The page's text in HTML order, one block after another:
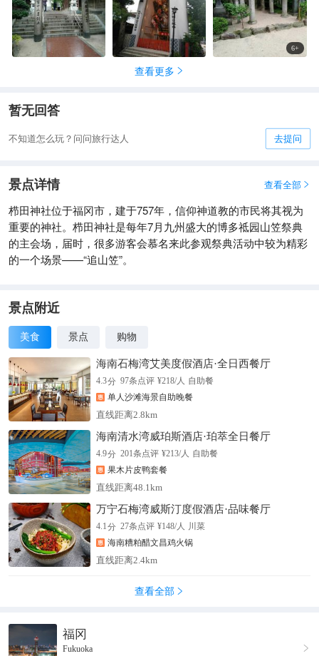
6+
查看更多 
暂无回答
不知道怎么玩？问问旅行达人 去提问
景点详情 查看全部 
栉田神社位于福冈市，建于757年，信仰神道教的市民将其视为
重要的神社。栉田神社是每年7月九州盛大的博多祗园山笠祭典
的主会场，届时，很多游客会慕名来此参观祭典活动中较为精彩
的一个场景——“追山笠”。
景点附近
美食 景点 购物
海南石梅湾艾美度假酒店·全日西餐厅
4.3分 97条点评 ¥218/人 自助餐
单人沙滩海景自助晚餐
直线距离2.8km
海南清水湾威珀斯酒店·珀萃全日餐厅
4.9分 201条点评 ¥213/人 自助餐
果木片皮鸭套餐
直线距离48.1km
万宁石梅湾威斯汀度假酒店·品味餐厅
4.1分 27条点评 ¥148/人 川菜
海南糟粕醋文昌鸡火锅
直线距离2.4km
查看全部 
福冈
Fukuoka 